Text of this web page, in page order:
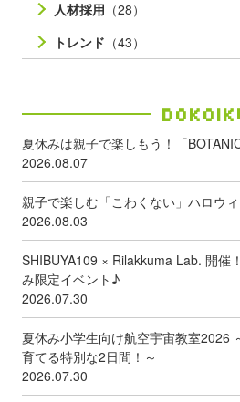
人材採用 （28）
トレンド （43）
夏休みは親子で楽しもう！「
2026.08.07
親子で楽しむ「こわくない」ハロウ
2026.08.03
SHIBUYA109 × Rilakkuma Lab. 開催
み限定イベント♪
2026.07.30
夏休み小学生向け航空宇宙教室2026
育てる特別な2日間！～
2026.07.30